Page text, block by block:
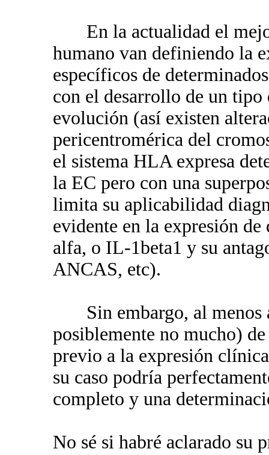
En la actualidad el
humano van definiendo la
específicos de
con el desarrollo de un
evolución (así existen
pericentromérica del
el sistema HLA expresa
la EC pero con una
limita su aplicabilidad
evidente en la expresión
alfa, o IL-1beta1 y su
ANCAS, etc).
Sin embargo, al menos
posiblemente no mucho)
previo a la expresión
su caso podría
completo y una
No sé si habré aclarado su